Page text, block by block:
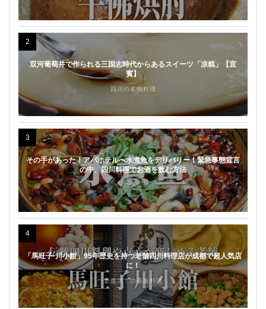
2
双河葡萄井で作られる三国志時代からあるスイーツ「凉糕」【宜
賓】
四川の名物料理
3
その手があった！アパホテルへ水煮魚をデリバリー！緊急事態宣言
の中、四川料理でお酒を飲む方法
コラム
4
「馬旺子·川小館」95年歴史を持つ老舗四川料理店が成都で超人気店
に！
繁盛店！の看板料理